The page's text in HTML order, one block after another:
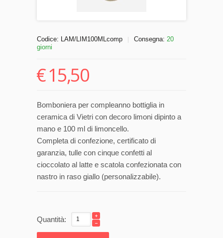
Codice: LAM/LIM100MLcomp Consegna: 20
giorni
€15,50
Bomboniera per compleanno bottiglia in
ceramica di Vietri con decoro limoni dipinto a
mano e 100 ml di limoncello.
Completa di confezione, certificato di
garanzia, tulle con cinque confetti al
cioccolato al latte e scatola confezionata con
nastro in raso giallo (personalizzabile).
Quantità: